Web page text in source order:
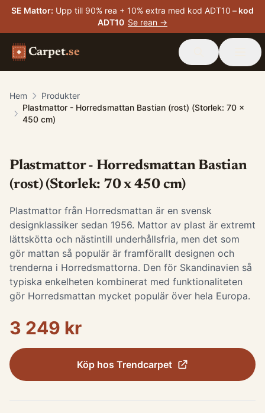
SE Mattor: Upp till 90% rea + 10% extra med kod ADT10 – kod
ADT10 Se rean →
Carpet.se
Hem
Produkter
Plastmattor - Horredsmattan Bastian (rost) (Storlek: 70 x
450 cm)
Plastmattor - Horredsmattan Bastian
(rost) (Storlek: 70 x 450 cm)
Plastmattor från Horredsmattan är en svensk
designklassiker sedan 1956. Mattor av plast är extremt
lättskötta och nästintill underhållsfria, men det som
gör mattan så populär är framförallt designen och
trenderna i Horredsmattorna. Den för Skandinavien så
typiska enkelheten kombinerat med funktionaliteten
gör Horredsmattan mycket populär över hela Europa.
3 249 kr
Köp hos Trendcarpet